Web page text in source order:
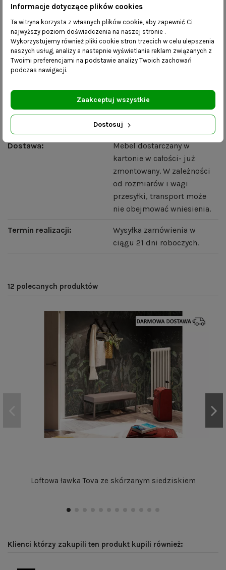
nami i wybierz dowolne wymiary.
Zdjęcia mają charakter poglądowy – na odbiór kolorów i
faktury tkanin mogą mieć wpływ ustawienia ekranu
komputera lub monitora urządzenia mobilnego.
Wieszak Haralwidoczny na zdjęciu wraz z ławeczką jest
także do nabycia w naszym sklepie.
Dostawa:
Mebel dostarczany w
kartonie w całości- już
zmontowany. W zależności
od rozmiarów i wagi
przesyłki, transport może
nie obejmować wniesienia.
Termin realizacji:
Wysyłka zamówienia w
ciągu 21 dni roboczych.
12 polecanych produktów
Loftowa ławka Tova ze skórzanym siedziskiem
Klienci którzy zakupili ten produkt kupili również:
Informacje dotyczące plików cookies
Ta witryna korzysta z własnych plików cookie, aby zapewnić Ci
najwyższy poziom doświadczenia na naszej stronie .
Wykorzystujemy również pliki cookie stron trzecich w celu ulepszenia
naszych usług, analizy a nastepnie wyświetlania reklam związanych z
Twoimi preferencjami na podstawie analizy Twoich zachowań
podczas nawigacji.
Dostosuj
Zaakceptuj wszystkie